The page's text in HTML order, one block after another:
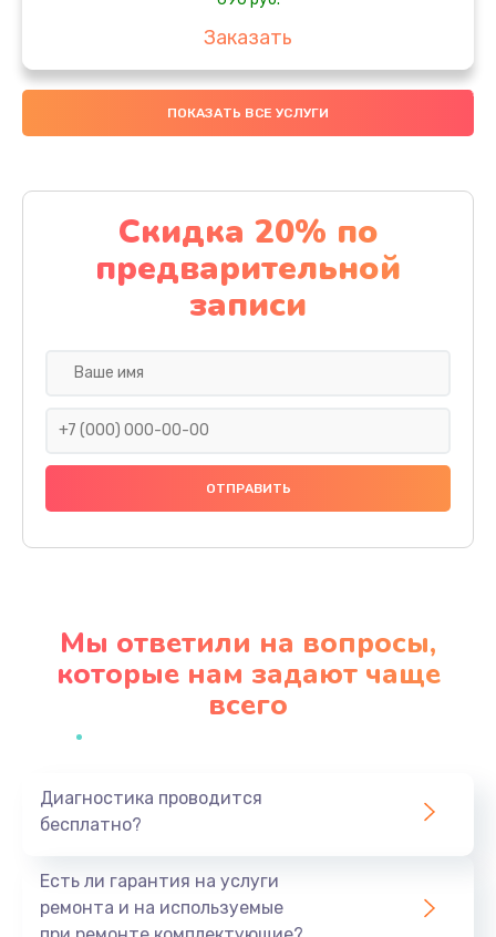
Заказать
Замена SSD
890 руб.
Восстановление данных
990 руб.
Заказать
Замена экрана
990 руб.
Заказать
Замена термопасты
Замена системы охлаждения
Заказать
ПОКАЗАТЬ ВСЕ УСЛУГИ
Скидка 20% по
предварительной
записи
Мы ответили на вопросы,
которые нам задают чаще
всего
Диагностика проводится
бесплатно?
Есть ли гарантия на услуги
ремонта и на используемые